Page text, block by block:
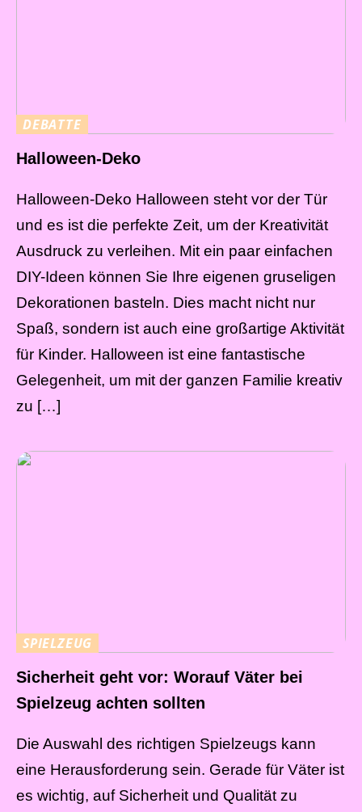
DEBATTE
Halloween-Deko
Halloween-Deko Halloween steht vor der Tür
und es ist die perfekte Zeit, um der Kreativität
Ausdruck zu verleihen. Mit ein paar einfachen
DIY-Ideen können Sie Ihre eigenen gruseligen
Dekorationen basteln. Dies macht nicht nur
Spaß, sondern ist auch eine großartige Aktivität
für Kinder. Halloween ist eine fantastische
Gelegenheit, um mit der ganzen Familie kreativ
zu […]
SPIELZEUG
Sicherheit geht vor: Worauf Väter bei
Spielzeug achten sollten
Die Auswahl des richtigen Spielzeugs kann
eine Herausforderung sein. Gerade für Väter ist
es wichtig, auf Sicherheit und Qualität zu